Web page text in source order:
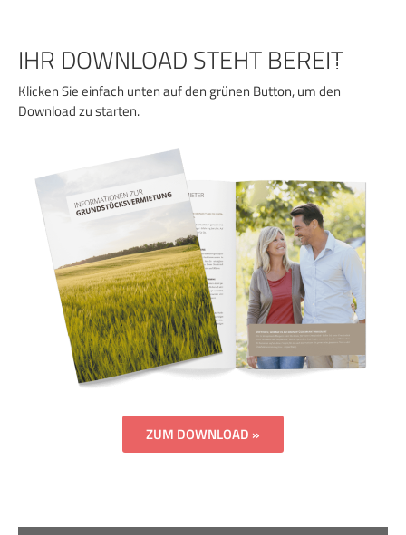
springen
IHR DOWNLOAD STEHT BEREIT
Klicken Sie einfach unten auf den grünen Button, um den
Download zu starten.
ZUM DOWNLOAD »